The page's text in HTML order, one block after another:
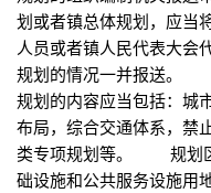
划或者镇总体规划，应当
人员或者镇人民代表大会
规划的情况一并报送。
规划的内容应当包括：城
布局，综合交通体系，禁
类专项规划等。 规划区
础设施和公共服务设施用